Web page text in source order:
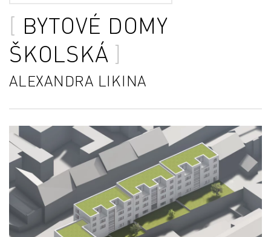
BYTOVÉ DOMY
ŠKOLSKÁ
ALEXANDRA LIKINA